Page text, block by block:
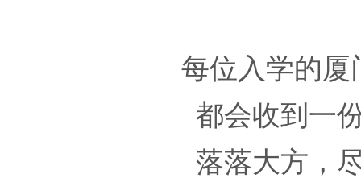
每位入学的厦
都会收到一
落落大方，